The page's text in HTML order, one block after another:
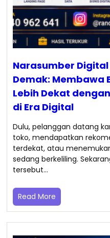
Narasumber
Demak: Membawa
Lebih Dekat
di Era Digital
Dulu, pelanggan datang
toko, mendapatkan
terdekat, atau
sedang berkeliling.
tersebut…
Read More